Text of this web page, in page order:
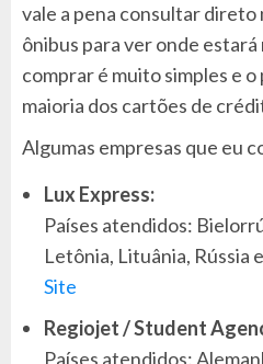
vale a pena consultar direto
ônibus para ver onde estará
comprar é muito simples e
maioria dos cartões de
Algumas empresas que eu
Lux Express:
Países atendidos:
Letônia, Lituânia, Rússia
Site
Regiojet / Student
Países atendidos: